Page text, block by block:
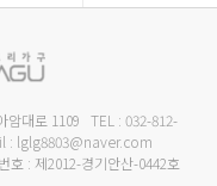
암대로 1109 TEL : 032-812-
lglg8803@naver.com
호 : 제2012-경기안산-0442호